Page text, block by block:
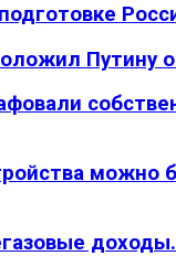
Путину
можно